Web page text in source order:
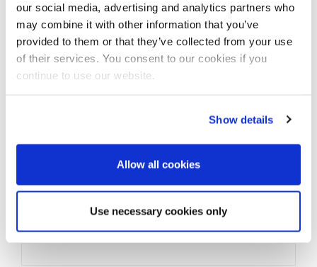
our social media, advertising and analytics partners who
may combine it with other information that you’ve
provided to them or that they’ve collected from your use
of their services. You consent to our cookies if you
continue to use our website.
Show details
Allow all cookies
Use necessary cookies only
2.8. Pureté actuelle de la mélasse en %
2.9. Souhaitez-vous utiliser les malaxeurs refroidisseurs
2.9.1 Volume total